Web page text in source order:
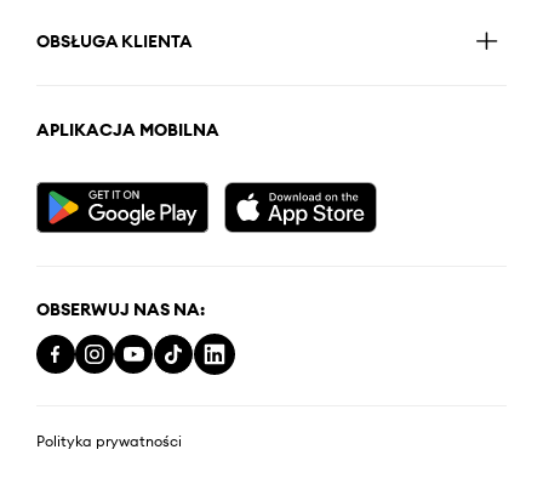
OBSŁUGA KLIENTA
APLIKACJA MOBILNA
OBSERWUJ NAS NA:
Polityka prywatności